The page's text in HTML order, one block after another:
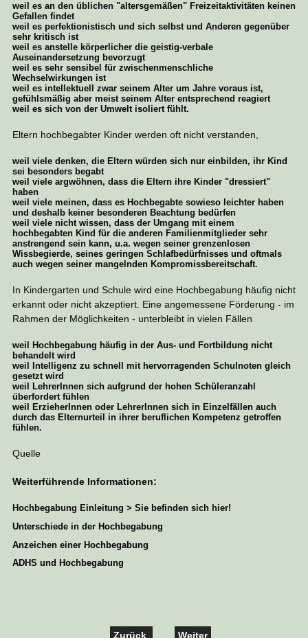
weil es an den üblichen "altersgemäßen" Freizeitaktivitäten keinen
Gefallen findet
weil es perfektionistisch und sich selbst und Anderen gegenüber
sehr kritisch ist
weil es anstelle körperlicher die geistig-verbale
Auseinandersetzung bevorzugt
weil es sehr sensibel für zwischenmenschliche
Wechselwirkungen ist
weil es intellektuell zwar seinem Alter um Jahre voraus ist,
gefühlsmäßig aber meist seinem Alter entsprechend reagiert
weil es sich von der Umwelt isoliert fühlt.
Eltern hochbegabter Kinder werden oft nicht verstanden,
weil viele denken, die Eltern würden sich nur einbilden, ihr Kind
sei besonders begabt
weil viele argwöhnen, dass die Eltern ihre Kinder "dressiert"
haben
weil viele meinen, dass es Hochbegabte sowieso leichter haben
und deshalb keiner besonderen Beachtung bedürfen
weil viele nicht wissen, dass der Umgang mit einem
hochbegabten Kind für die anderen Familienmitglieder sehr
anstrengend sein kann, u.a. wegen seiner grenzenlosen
Wissbegierde, seines geringen Schlafbedürfnisses und oftmals
auch wegen seiner mangelnden Kompromissbereitschaft.
In Kindergarten und Schule wird eine Hochbegabung häufig nicht
erkannt oder nicht akzeptiert. Eine angemessene Förderung - im
Rahmen der Möglichkeiten - unterbleibt in vielen Fällen
weil Hochbegabung häufig in der Aus- und Fortbildung nicht
behandelt wird
weil Intelligenz zu schnell mit hervorragenden Schulnoten gleich
gesetzt wird
weil LehrerInnen sich aufgrund der hohen Schüleranzahl
überfordert fühlen
weil ErzieherInnen oder LehrerInnen sich in Einzelfällen auch
durch das Elternurteil in ihrer beruflichen Kompetenz getroffen
fühlen.
Quelle
Weiterführende Informationen:
Hochbegabung Einleitung > Sie befinden sich hier!
Unterschiede in der Hochbegabung
Anzeichen einer Hochbegabung
ADHS und Hochbegabung
Zurück Weiter